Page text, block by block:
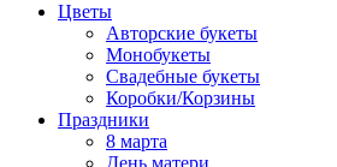
Цветы
Авторские букеты
Монобукеты
Свадебные букеты
Коробки/Корзины
Праздники
8 марта
День матери